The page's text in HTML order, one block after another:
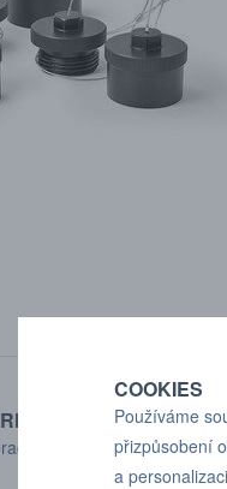
COOKIES
Používáme
přizpůsobení
a